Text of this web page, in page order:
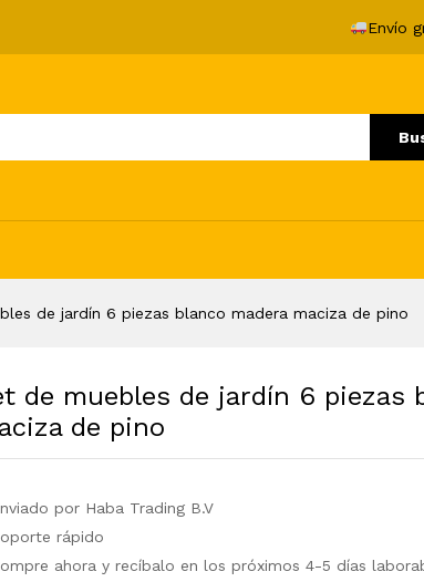
Envío
de jardín 6 piezas blanco madera maciza de pino
de muebles de jardín 6 piezas
de pino
por Haba Trading B.V
rápido
ahora y recíbalo en los próximos 4-5 días